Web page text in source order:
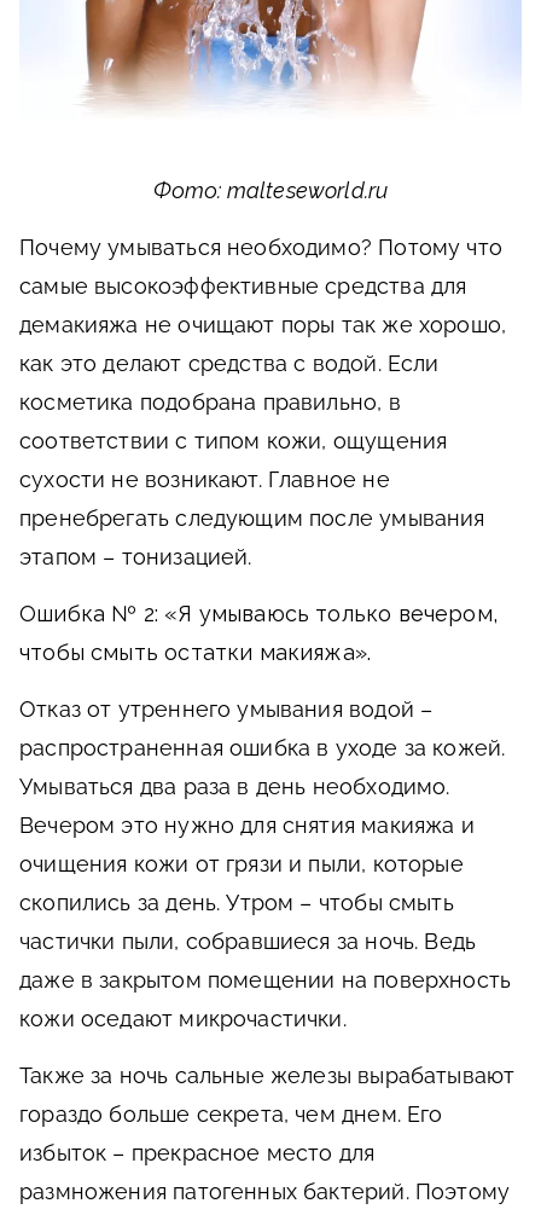
Фото: malteseworld.ru
Почему умываться необходимо? Потому что
самые высокоэффективные средства для
демакияжа не очищают поры так же хорошо,
как это делают средства с водой. Если
косметика подобрана правильно, в
соответствии с типом кожи, ощущения
сухости не возникают. Главное не
пренебрегать следующим после умывания
этапом – тонизацией.
Ошибка № 2: «Я умываюсь только вечером,
чтобы смыть остатки макияжа».
Отказ от утреннего умывания водой –
распространенная ошибка в уходе за кожей.
Умываться два раза в день необходимо.
Вечером это нужно для снятия макияжа и
очищения кожи от грязи и пыли, которые
скопились за день. Утром – чтобы смыть
частички пыли, собравшиеся за ночь. Ведь
даже в закрытом помещении на поверхность
кожи оседают микрочастички.
Также за ночь сальные железы вырабатывают
гораздо больше секрета, чем днем. Его
избыток – прекрасное место для
размножения патогенных бактерий. Поэтому